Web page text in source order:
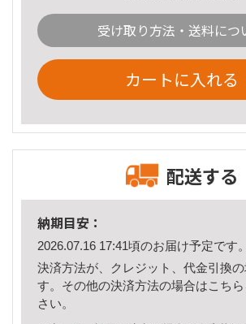
受け取り方法・送料につ
カートに入れる
配送する
納期目安：
2026.07.16 17:41頃のお届け予定です。
決済方法が、クレジット、代金引換
す。その他の決済方法の場合はこちら
さい。